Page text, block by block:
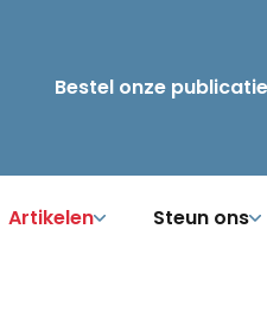
Bestel onze
Artikelen Steun ons